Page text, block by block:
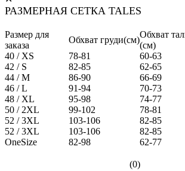
РАЗМЕРНАЯ СЕТКА TALES
Размер для
заказа
Обхват груди(см)
Обхват
(см)
40 / XS
78-81 60-63
42 / S
82-85 62-65
44 / M
86-90 66-69
46 / L
91-94 70-73
48 / XL
95-98 74-77
50 / 2XL
99-102 78-81
52 / 3XL
103-106 82-85
52 / 3XL
103-106 82-85
OneSize
82-98 62-77
(0)